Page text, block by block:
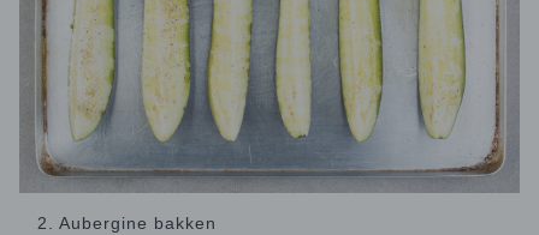
2. Aubergine bakken